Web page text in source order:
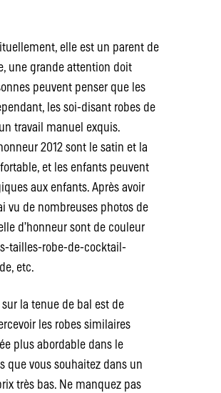
elle est un parent de
une grande attention doit
peuvent penser que les
les soi-disant robes de
travail manuel exquis.
2012 sont le satin et la
et les enfants peuvent
aux enfants. Après avoir
vu de nombreuses photos de
d’honneur sont de couleur
tailles-robe-de-cocktail-
etc.
la tenue de bal est de
les robes similaires
plus abordable dans le
que vous souhaitez dans un
très bas. Ne manquez pas